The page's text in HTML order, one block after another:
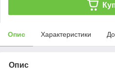
Опис Характеристики
Опис